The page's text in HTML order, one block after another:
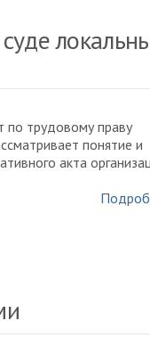
по трудовому праву
понятие и
акта